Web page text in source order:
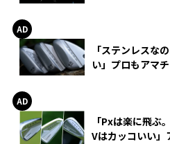
「ステンレスな
い」プロもアマ
「Pxは楽に飛ぶ
Vはカッコいい」